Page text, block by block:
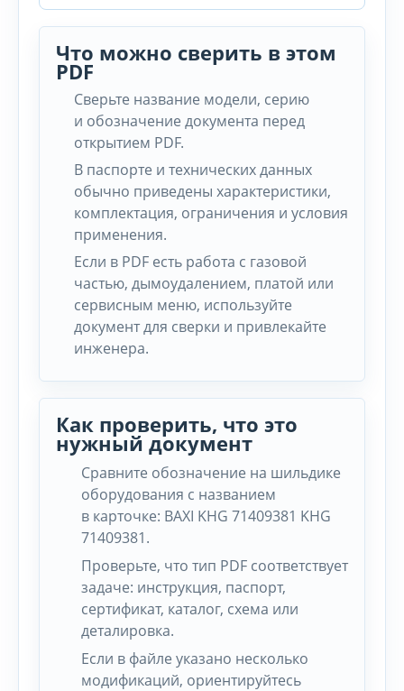
Что можно сверить в этом
PDF
Сверьте название модели, серию
и обозначение документа перед
открытием PDF.
В паспорте и технических данных
обычно приведены характеристики,
комплектация, ограничения и условия
применения.
Если в PDF есть работа с газовой
частью, дымоудалением, платой или
сервисным меню, используйте
документ для сверки и привлекайте
инженера.
Как проверить, что это
нужный документ
Сравните обозначение на шильдике
оборудования с названием
в карточке: BAXI KHG 71409381 KHG
71409381.
Проверьте, что тип PDF соответствует
задаче: инструкция, паспорт,
сертификат, каталог, схема или
деталировка.
Если в файле указано несколько
модификаций, ориентируйтесь